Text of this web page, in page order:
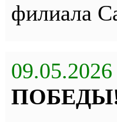
филиала
09.05.2026